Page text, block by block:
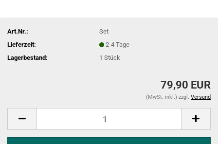
Art.Nr.:
Set
Lieferzeit:
2-4 Tage
Lagerbestand:
1Stück
79,90 EUR
(MwSt. inkl.) zzgl. Versand